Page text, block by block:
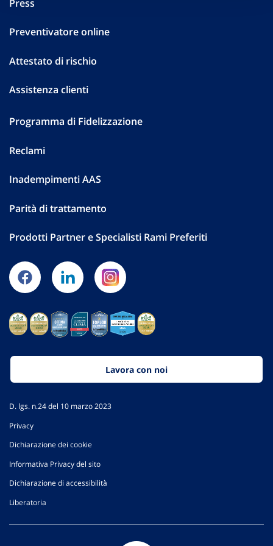
Press
Preventivatore online
Attestato di rischio
Assistenza clienti
Programma di Fidelizzazione
Reclami
Inadempimenti AAS
Parità di trattamento
Prodotti Partner e Specialisti Rami Preferiti
Lavora con noi
D. lgs. n.24 del 10 marzo 2023
Privacy
Dichiarazione dei cookie
Informativa Privacy del sito
Dichiarazione di accessibilità
Liberatoria